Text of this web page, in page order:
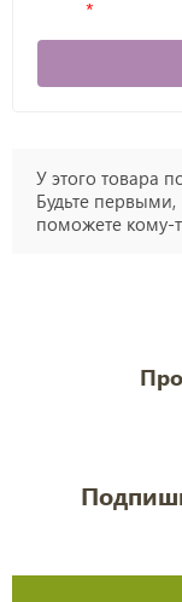
У этого товара
Будьте первыми,
поможете кому-